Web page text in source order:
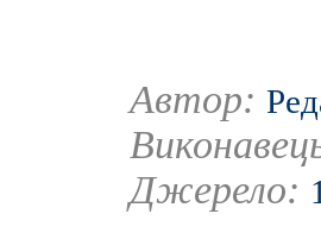
Автор:
Джерело: